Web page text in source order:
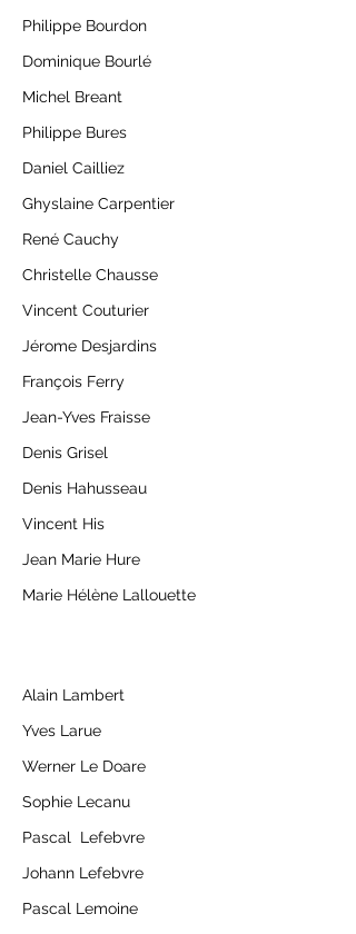
Philippe Bourdon
Dominique Bourlé
Michel Breant
Philippe Bures
Daniel Cailliez
Ghyslaine Carpentier
René Cauchy
Christelle Chausse
Vincent Couturier
Jérome Desjardins
François Ferry
Jean-Yves Fraisse
Denis Grisel
Denis Hahusseau
Vincent His
Jean Marie Hure
Marie Hélène Lallouette
Alain Lambert
Yves Larue
Werner Le Doare
Sophie Lecanu
Pascal Lefebvre
Johann Lefebvre
Pascal Lemoine